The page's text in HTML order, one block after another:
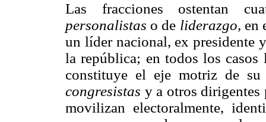
Las fracciones ostentan
personalistas o de liderazgo, en
un líder nacional, ex presidente
la república; en todos los casos
constituye el eje motriz de
congresistas y a otros dirigentes
movilizan electoralmente,